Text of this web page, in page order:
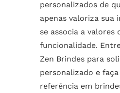
personalizados de
apenas valoriza sua
se associa a valores
funcionalidade.
Zen Brindes para
personalizado e
referência em